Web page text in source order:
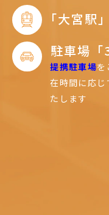
｢大宮駅
駐車場「
提携駐車場を
在時間に応
たします